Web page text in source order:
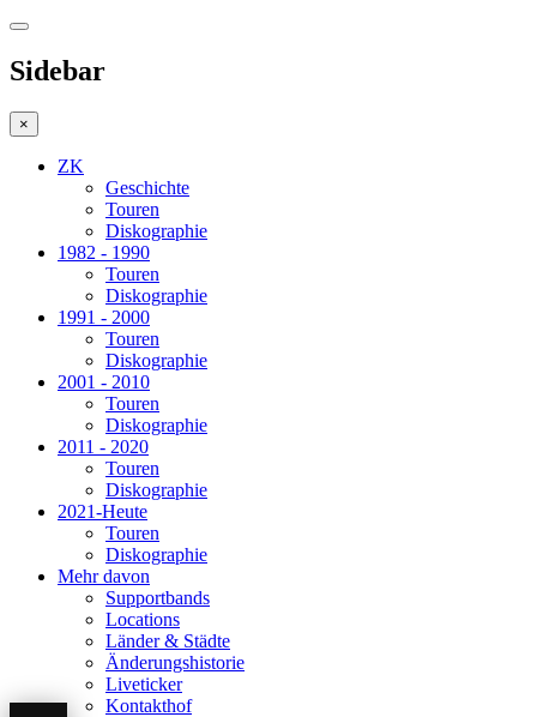
Sidebar
×
ZK
Geschichte
Touren
Diskographie
1982 - 1990
Touren
Diskographie
1991 - 2000
Touren
Diskographie
2001 - 2010
Touren
Diskographie
2011 - 2020
Touren
Diskographie
2021-Heute
Touren
Diskographie
Mehr davon
Supportbands
Locations
Länder & Städte
Änderungshistorie
Liveticker
Kontakthof